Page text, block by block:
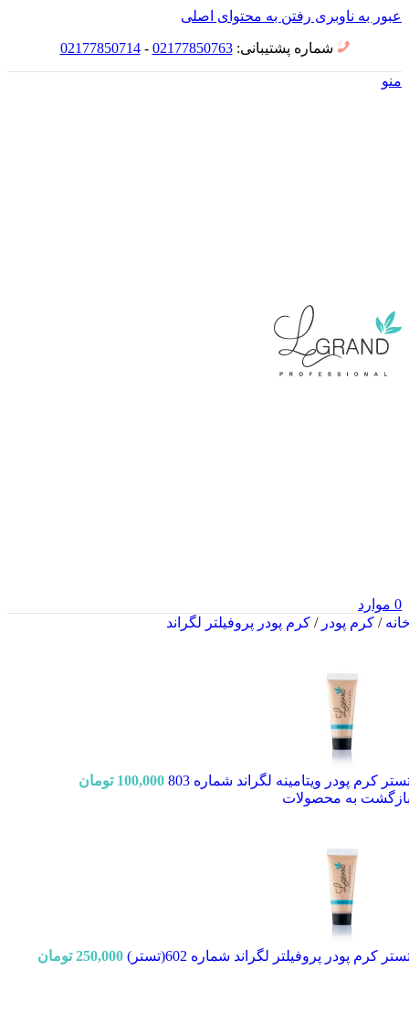
عبور به ناوبری رفتن به محتوای اصلی
شماره پشتیبانی:02177850763
-
02177850714
منو
0 موارد
/ کرم پودر/ کرم پودر پروفیلتر لگراند
کرم پودر ویتامینه لگراند شماره 803 100,000 تومان
به محصولات
کرم پودر پروفیلتر لگراند شماره 602(تستر) 250,000 تومان